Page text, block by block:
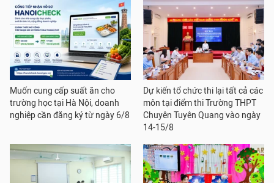
Muốn cung cấp suất ăn cho
trường học tại Hà Nội, doanh
nghiệp cần đăng ký từ ngày 6/8
Dự kiến tổ chức thi lại tất cả các
môn tại điểm thi Trường THPT
Chuyên Tuyên Quang vào ngày
14-15/8